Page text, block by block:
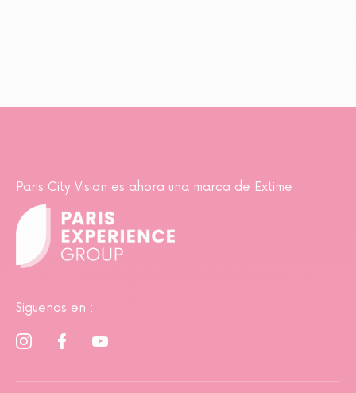
Paris City Vision es ahora una marca de Extime
Siguenos en :